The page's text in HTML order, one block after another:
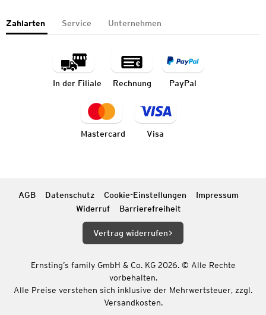
Zahlarten Service Unternehmen
In der Filiale Rechnung PayPal
Mastercard Visa
AGB Datenschutz Cookie-Einstellungen
Impressum
Widerruf
Barrierefreiheit
Vertrag widerrufen
Ernsting’s family GmbH & Co. KG 2026. © Alle Rechte
vorbehalten.
Alle Preise verstehen sich inklusive der Mehrwertsteuer, zzgl.
Versandkosten.